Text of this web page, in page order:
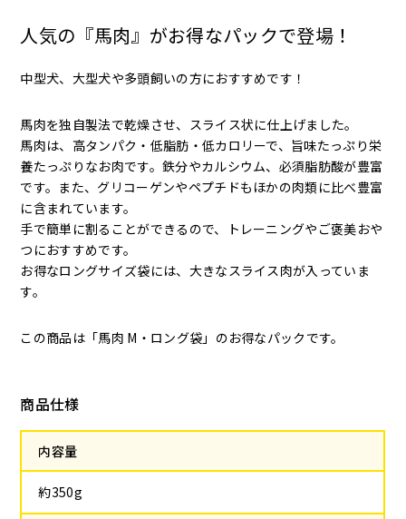
人気の『馬肉』がお得なパックで登場！
中型犬、大型犬や多頭飼いの方におすすめです！
馬肉を独自製法で乾燥させ、スライス状に仕上げました。
馬肉は、高タンパク・低脂肪・低カロリーで、旨味たっぷり栄
養たっぷりなお肉です。鉄分やカルシウム、必須脂肪酸が豊富
です。また、グリコーゲンやペプチドもほかの肉類に比べ豊富
に含まれています。
手で簡単に割ることができるので、トレーニングやご褒美おや
つにおすすめです。
お得なロングサイズ袋には、大きなスライス肉が入っていま
す。
この商品は「馬肉 M ・ ロング袋 」のお得なパックです。
商品仕様
内容量
約350g